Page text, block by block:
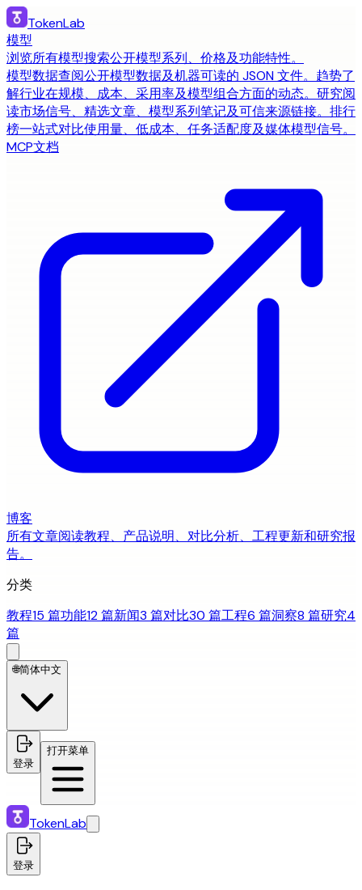
TokenLab
模型
浏览所有模型搜索公开模型系列、价格及功能特性。
模型数据查阅公开模型数据及机器可读的 JSON 文件。 趋势了
解行业在规模、成本、采用率及模型组合方面的动态。 研究阅
读市场信号、精选文章、模型系列笔记及可信来源链接。 排行
榜一站式对比使用量、低成本、任务适配度及媒体模型信号。
MCP文档
博客
所有文章阅读教程、产品说明、对比分析、工程更新和研究报
告。
分类
教程15 篇功能12 篇新闻3 篇对比30 篇工程6 篇洞察8 篇研究4
篇
🌐简体中文
登录
打开菜单
TokenLab
登录